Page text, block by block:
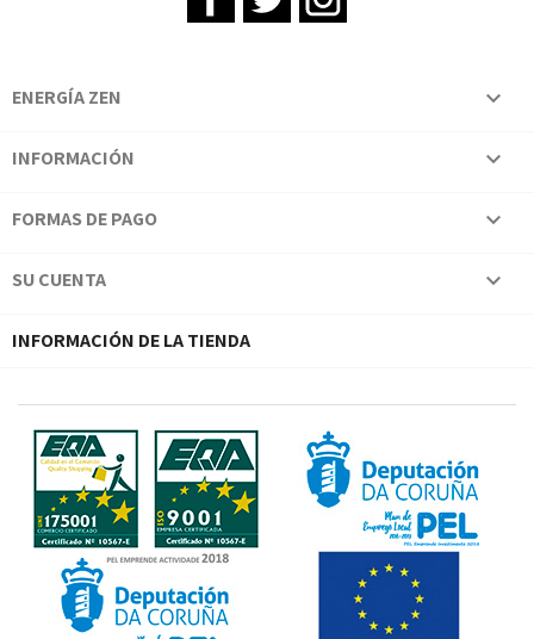
ENERGÍA ZEN 
INFORMACIÓN 
FORMAS DE PAGO 
SU CUENTA 
INFORMACIÓN DE LA TIENDA